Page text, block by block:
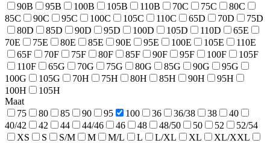
90B
95B 100B 105B 110B 70C 75C
80C
85C
90C 95C 100C 105C 110C 65D 70D
75D
80D
85D 90D 95D 100D 105D 110D
65E
70E
75E 80E 85E 90E 95E 100E 105E
110E
65F
70F 75F 80F 85F 90F 95F 100F
105F
110F
65G 70G 75G 80G 85G 90G
95G
100G
105G 70H 75H 80H 85H 90H
95H
100H
105H
Maat
75
80 85 90 95 100 36 36/38 38
40
40/42
42 44 44/46 46 48 48/50 50 52
52/54
XS
S S/M M M/L L L/XL XL
XL/XXL